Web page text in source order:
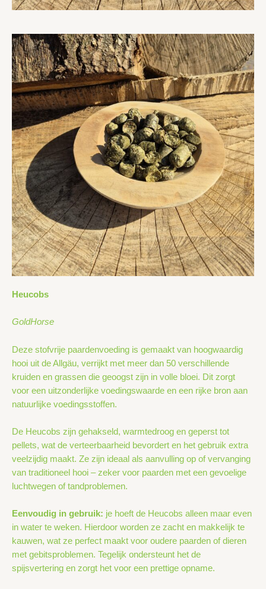
Heucobs
GoldHorse
Deze stofvrije paardenvoeding is gemaakt van hoogwaardig
hooi uit de Allgäu, verrijkt met meer dan 50 verschillende
kruiden en grassen die geoogst zijn in volle bloei. Dit zorgt
voor een uitzonderlijke voedingswaarde en een rijke bron aan
natuurlijke voedingsstoffen.
De Heucobs zijn gehakseld, warmtedroog en geperst tot
pellets, wat de verteerbaarheid bevordert en het gebruik extra
veelzijdig maakt. Ze zijn ideaal als aanvulling op of vervanging
van traditioneel hooi – zeker voor paarden met een gevoelige
luchtwegen of tandproblemen.
Eenvoudig in gebruik: je hoeft de Heucobs alleen maar even
in water te weken. Hierdoor worden ze zacht en makkelijk te
kauwen, wat ze perfect maakt voor oudere paarden of dieren
met gebitsproblemen. Tegelijk ondersteunt het de
spijsvertering en zorgt het voor een prettige opname.